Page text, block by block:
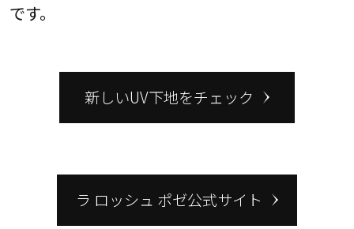
です。
新しいUV下地をチェック
ラ ロッシュ ポゼ公式サイト